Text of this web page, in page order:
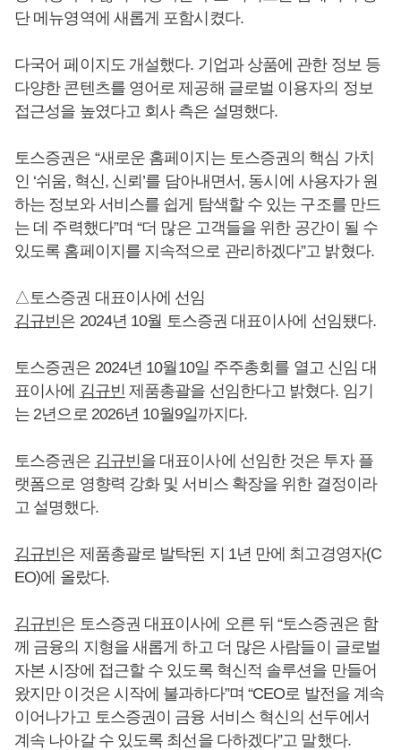
단 메뉴영역에 새롭게 포함시켰다.
다국어 페이지도 개설했다. 기업과 상품에 관한 정보 등
다양한 콘텐츠를 영어로 제공해 글로벌 이용자의 정보
접근성을 높였다고 회사 측은 설명했다.
토스증권은 “새로운 홈페이지는 토스증권의 핵심 가치
인 ‘쉬움, 혁신, 신뢰’를 담아내면서, 동시에 사용자가 원
하는 정보와 서비스를 쉽게 탐색할 수 있는 구조를 만드
는 데 주력했다”며 “더 많은 고객들을 위한 공간이 될 수
있도록 홈페이지를 지속적으로 관리하겠다”고 밝혔다.
△토스증권 대표이사에 선임
김규빈은 2024년 10월 토스증권 대표이사에 선임됐다.
토스증권은 2024년 10월10일 주주총회를 열고 신임 대
표이사에 김규빈 제품총괄을 선임한다고 밝혔다. 임기
는 2년으로 2026년 10월9일까지다.
토스증권은 김규빈을 대표이사에 선임한 것은 투자 플
랫폼으로 영향력 강화 및 서비스 확장을 위한 결정이라
고 설명했다.
김규빈은 제품총괄로 발탁된 지 1년 만에 최고경영자(C
EO)에 올랐다.
김규빈은 토스증권 대표이사에 오른 뒤 “토스증권은 함
께 금융의 지형을 새롭게 하고 더 많은 사람들이 글로벌
자본 시장에 접근할 수 있도록 혁신적 솔루션을 만들어
왔지만 이것은 시작에 불과하다”며 “CEO로 발전을 계속
이어나가고 토스증권이 금융 서비스 혁신의 선두에서
계속 나아갈 수 있도록 최선을 다하겠다”고 말했다.